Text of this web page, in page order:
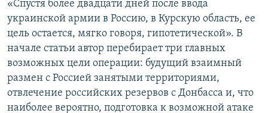
«Спустя более двадцати дней после ввода
украинской армии в Россию, в Курскую область, ее
цель остается, мягко говоря, гипотетической». В
начале статьи автор перебирает три главных
возможных цели операции: будущий взаимный
размен с Россией занятыми территориями,
отвлечение российских резервов с Донбасса и, что
наиболее вероятно, подготовка к возможной атаке